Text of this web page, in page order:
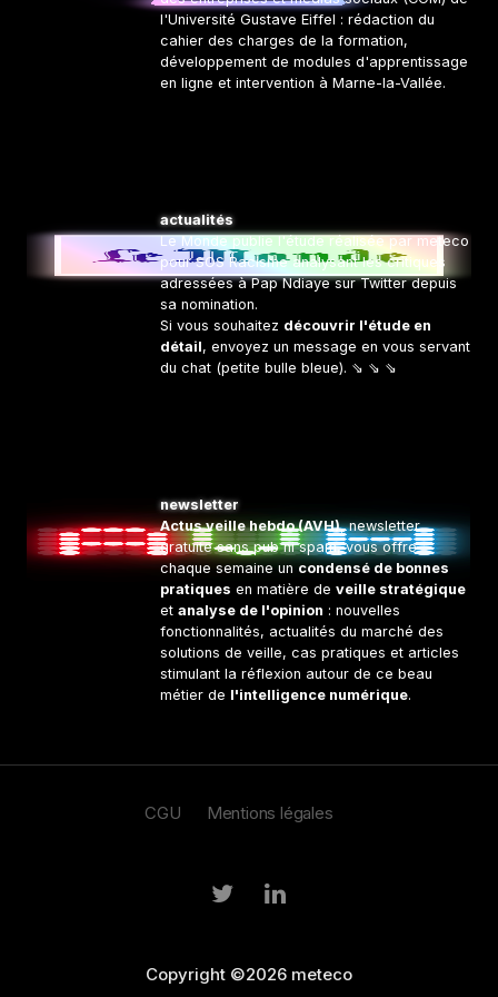
l'Université Gustave Eiffel : rédaction du
cahier des charges de la formation,
développement de modules d'apprentissage
en ligne et intervention à Marne-la-Vallée.
en cinq langues. Une analyse 360° intégrant
des données web/SEO, avis clients, articles
de presse, billets de blog, fils de discussion
et des données conversationnelles issues de
qautre réseaux sociaux.
actualités
Le Monde publie l'étude réalisée par meteco
pour SOS Racisme analysant les critiques
adressées à Pap Ndiaye sur Twitter depuis
sa nomination.
Si vous souhaitez découvrir l'étude en
détail, envoyez un message en vous servant
du chat (petite bulle bleue). ⇘ ⇘ ⇘
newsletter
Actus veille hebdo (AVH), newsletter
gratuite sans pub ni spam, vous offre
chaque semaine un condensé de bonnes
pratiques en matière de veille stratégique
et analyse de l'opinion : nouvelles
fonctionnalités, actualités du marché des
solutions de veille, cas pratiques et articles
stimulant la réflexion autour de ce beau
métier de l'intelligence numérique.
CGU Mentions légales
Copyright ©2026 meteco